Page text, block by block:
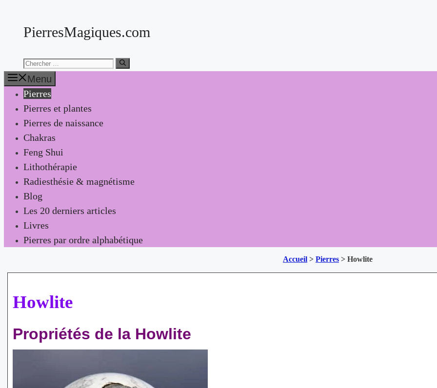
contenuPierresMagiques.com
Chercher:
Menu
Pierres
Pierres et plantes
Pierres de naissance
Chakras
Feng Shui
Lithothérapie
Radiesthésie & magnétisme
Blog
Les 20 derniers articles
Livres
Pierres par ordre alphabétique
Accueil > Pierres > Howlite
Howlite
Propriétés de la Howlite